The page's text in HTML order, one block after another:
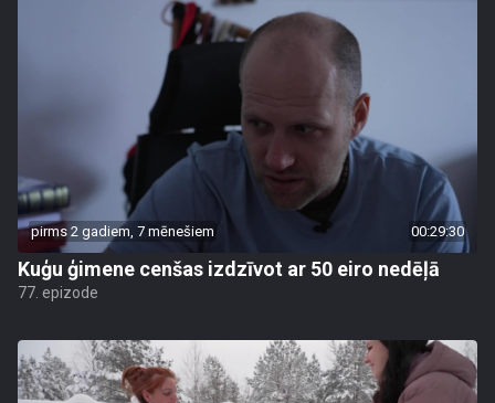
pirms 2 gadiem, 7 mēnešiem 00:29:30
Kuģu ģimene cenšas izdzīvot ar 50 eiro nedēļā
77. epizode